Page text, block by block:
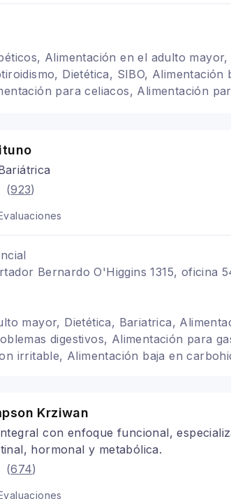
Alimentación en el adulto mayor,
Dietética, SIBO, Alimentación
para celiacos, Alimentación
(923)
Bernardo O'Higgins 1315, oficina
mayor, Dietética, Bariatrica,
digestivos, Alimentación para
irritable, Alimentación baja en
Krziwan
con enfoque funcional,
hormonal y metabólica.
(674)